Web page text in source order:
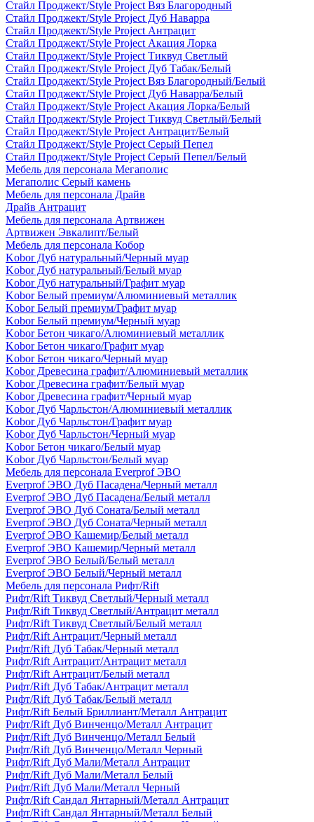
Стайл Проджект/Style Project Вяз Благородный
Стайл Проджект/Style Project Дуб Наварра
Стайл Проджект/Style Project Антрацит
Стайл Проджект/Style Project Акация Лорка
Стайл Проджект/Style Project Тиквуд Светлый
Стайл Проджект/Style Project Дуб Табак/Белый
Стайл Проджект/Style Project Вяз Благородный/Белый
Стайл Проджект/Style Project Дуб Наварра/Белый
Стайл Проджект/Style Project Акация Лорка/Белый
Стайл Проджект/Style Project Тиквуд Светлый/Белый
Стайл Проджект/Style Project Антрацит/Белый
Стайл Проджект/Style Project Серый Пепел
Стайл Проджект/Style Project Серый Пепел/Белый
Мебель для персонала Мегаполис
Мегаполис Серый камень
Мебель для персонала Драйв
Драйв Антрацит
Мебель для персонала Артвижен
Артвижен Эвкалипт/Белый
Мебель для персонала Кобор
Kobor Дуб натуральный/Черный муар
Kobor Дуб натуральный/Белый муар
Kobor Дуб натуральный/Графит муар
Kobor Белый премиум/Алюминиевый металлик
Kobor Белый премиум/Графит муар
Kobor Белый премиум/Черный муар
Kobor Бетон чикаго/Алюминиевый металлик
Kobor Бетон чикаго/Графит муар
Kobor Бетон чикаго/Черный муар
Kobor Древесина графит/Алюминиевый металлик
Kobor Древесина графит/Белый муар
Kobor Древесина графит/Черный муар
Kobor Дуб Чарльстон/Алюминиевый металлик
Kobor Дуб Чарльстон/Графит муар
Kobor Дуб Чарльстон/Черный муар
Kobor Бетон чикаго/Белый муар
Kobor Дуб Чарльстон/Белый муар
Мебель для персонала Everprof ЭВО
Everprof ЭВО Дуб Пасадена/Черный металл
Everprof ЭВО Дуб Пасадена/Белый металл
Everprof ЭВО Дуб Соната/Белый металл
Everprof ЭВО Дуб Соната/Черный металл
Everprof ЭВО Кашемир/Белый металл
Everprof ЭВО Кашемир/Черный металл
Everprof ЭВО Белый/Белый металл
Everprof ЭВО Белый/Черный металл
Мебель для персонала Рифт/Rift
Рифт/Rift Тиквуд Светлый/Черный металл
Рифт/Rift Тиквуд Светлый/Антрацит металл
Рифт/Rift Тиквуд Светлый/Белый металл
Рифт/Rift Антрацит/Черный металл
Рифт/Rift Дуб Табак/Черный металл
Рифт/Rift Антрацит/Антрацит металл
Рифт/Rift Антрацит/Белый металл
Рифт/Rift Дуб Табак/Антрацит металл
Рифт/Rift Дуб Табак/Белый металл
Рифт/Rift Белый Бриллиант/Металл Антрацит
Рифт/Rift Дуб Винченцо/Металл Антрацит
Рифт/Rift Дуб Винченцо/Металл Белый
Рифт/Rift Дуб Винченцо/Металл Черный
Рифт/Rift Дуб Мали/Металл Антрацит
Рифт/Rift Дуб Мали/Металл Белый
Рифт/Rift Дуб Мали/Металл Черный
Рифт/Rift Сандал Янтарный/Металл Антрацит
Рифт/Rift Сандал Янтарный/Металл Белый